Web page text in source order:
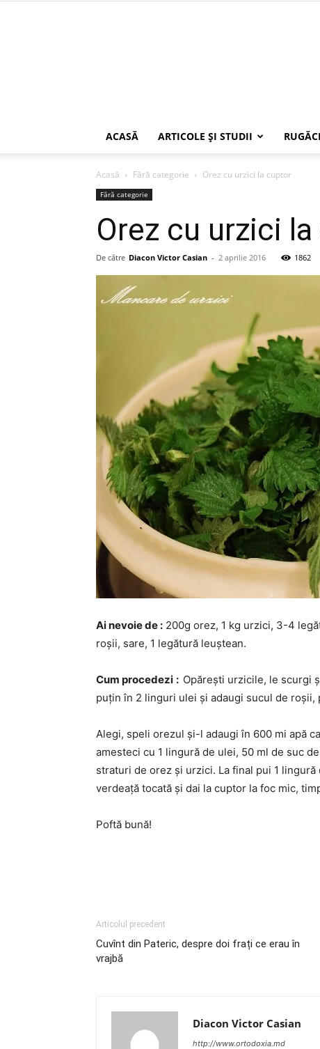
ACASĂ ARTICOLE ŞI STUDII
Acasă Fără categorie Orez cu urzici la cuptor
Fără categorie
Orez cu urzici
De către Diacon Victor Casian - 2 aprilie 2016 1862
Ai nevoie de : 200g orez, 1 kg urzici, 3-4
roșii, sare, 1 legătură leuștean.
Cum procedezi : Opărești urzicile, le scurgi
puțin în 2 linguri ulei și adaugi sucul de roșii,
Alegi, speli orezul și-l adaugi în 600 mi apă
amesteci cu 1 lingură de ulei, 50 ml de suc
straturi de orez și urzici. La final pui 1
verdeață tocată și dai la cuptor la foc mic,
Poftă bună!
Articolul precedent
Cuvînt din Pateric, despre doi frați ce erau în
vrajbă
Diacon Victor Casian
http://www.ortodoxia.md